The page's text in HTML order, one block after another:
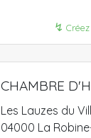
↯
CHAMBRE
Les Lauzes du
04000 La